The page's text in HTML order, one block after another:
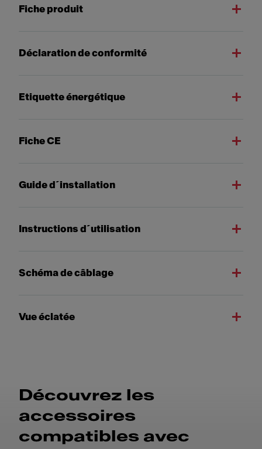
Fiche produit
Déclaration de conformité
Etiquette énergétique
Fiche CE
Guide d´installation
Instructions d´utilisation
Schéma de câblage
Vue éclatée
Découvrez les
accessoires
compatibles avec